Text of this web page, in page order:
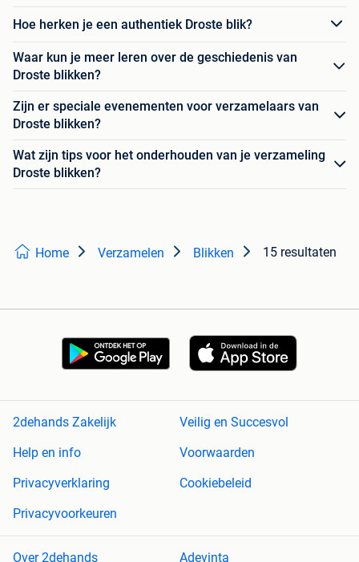
Hoe herken je een authentiek Droste blik?
Waar kun je meer leren over de geschiedenis van
Droste blikken?
Zijn er speciale evenementen voor verzamelaars van
Droste blikken?
Wat zijn tips voor het onderhouden van je verzameling
Droste blikken?
Home Verzamelen Blikken 15 resultaten
2dehands Zakelijk
Veilig en Succesvol
Help en info
Voorwaarden
Privacyverklaring
Cookiebeleid
Privacyvoorkeuren
Over 2dehands Adevinta